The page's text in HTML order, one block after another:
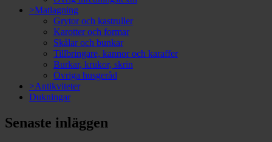
>Matlagning
Grytor och kastruller
Karotter och formar
Skålar och bunkar
Tillbringare, kannor och karaffer
Burkar, krukor, skrin
Övriga husgeråd
>Antikviteter
Dukningar
Senaste inläggen